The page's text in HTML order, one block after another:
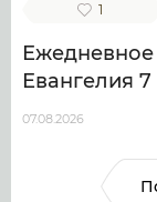
1
Ежедневное
Евангелия 7
07.08.2026